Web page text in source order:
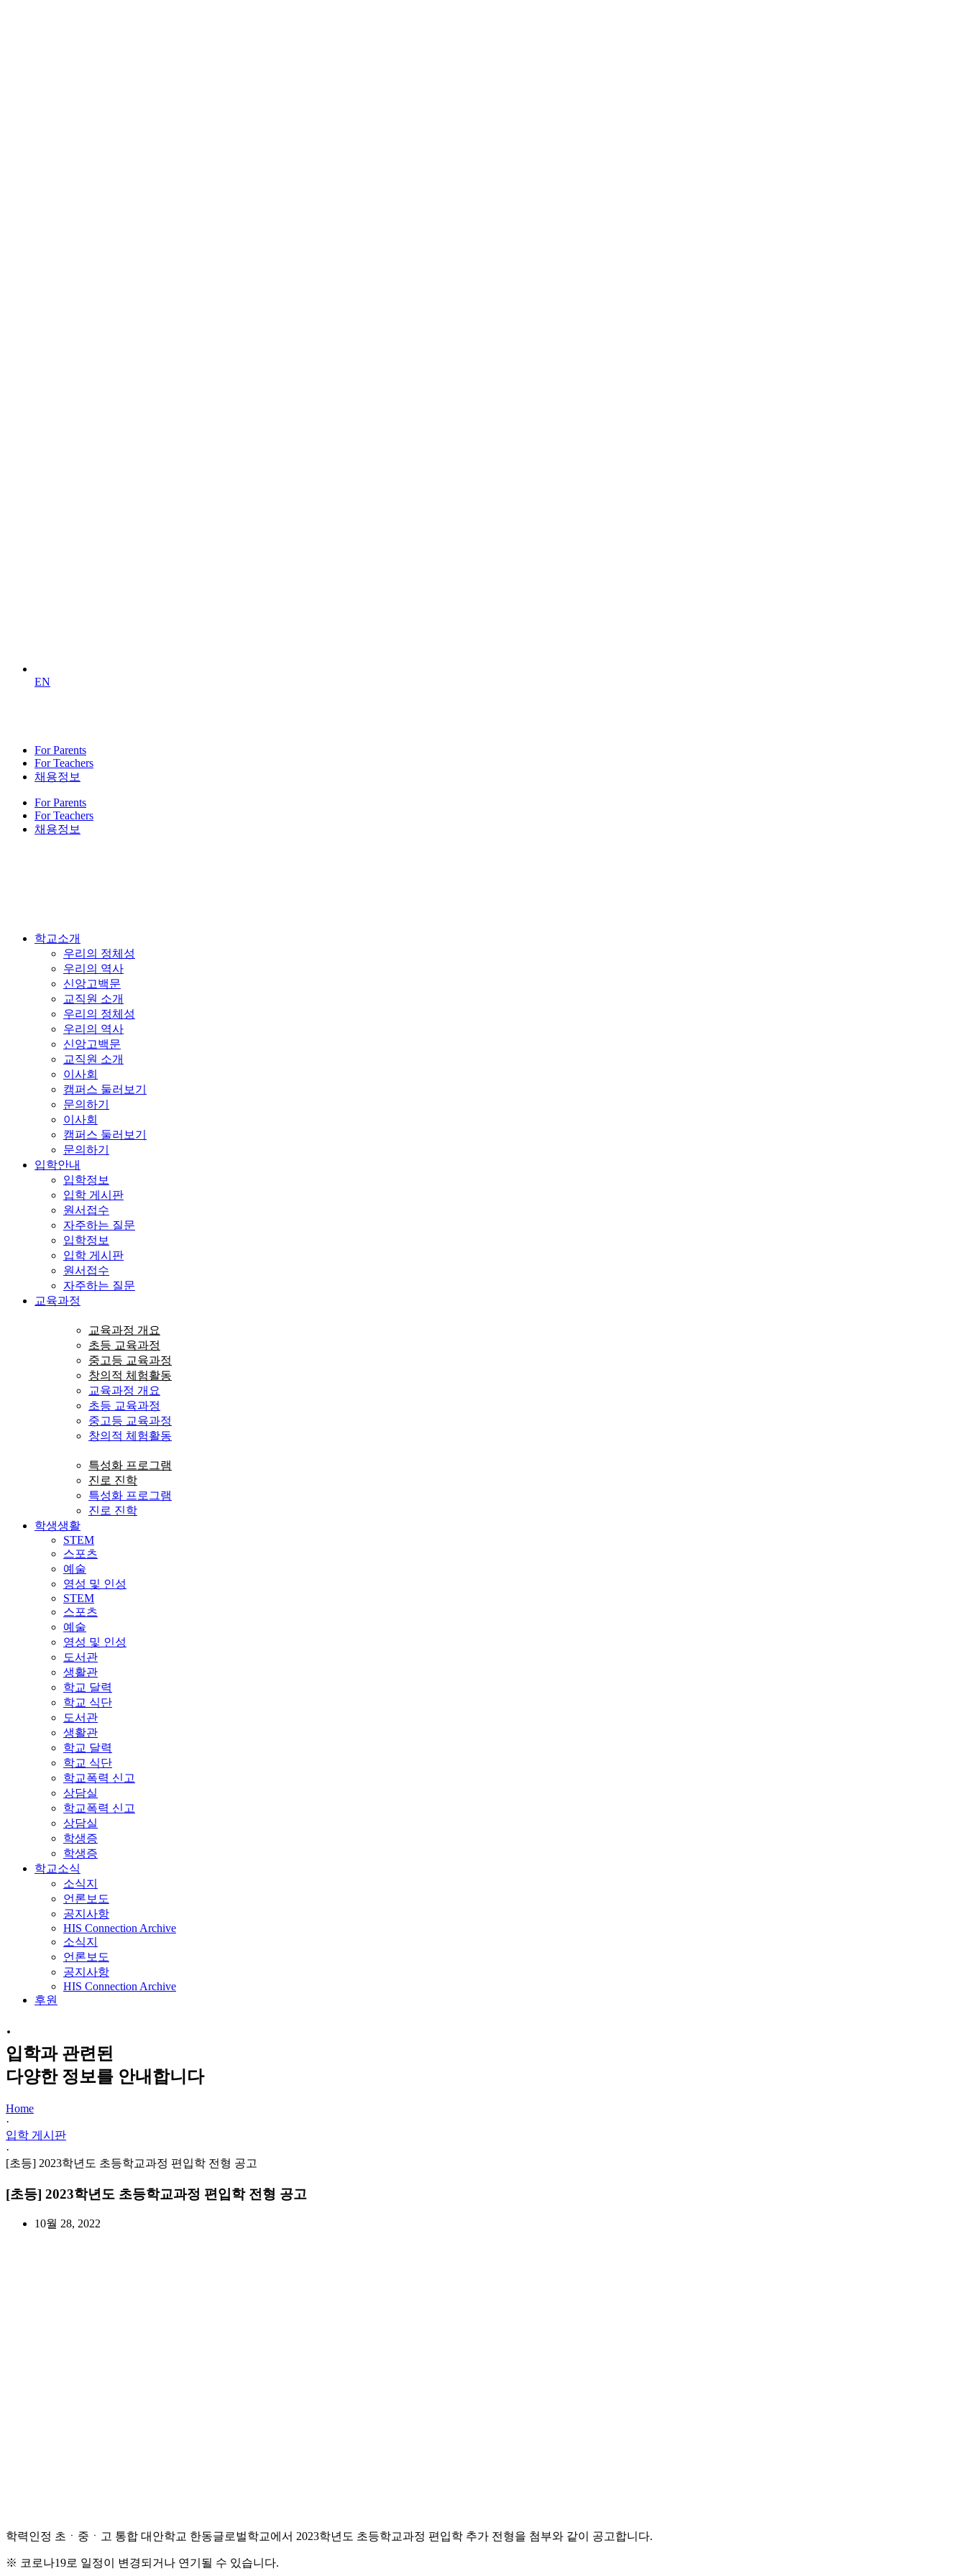
EN
For Parents
For Teachers
채용정보
For Parents
For Teachers
채용정보
학교소개
우리의 정체성
우리의 역사
신앙고백문
교직원 소개
우리의 정체성
우리의 역사
신앙고백문
교직원 소개
이사회
캠퍼스 둘러보기
문의하기
이사회
캠퍼스 둘러보기
문의하기
입학안내
입학정보
입학 게시판
원서접수
자주하는 질문
입학정보
입학 게시판
원서접수
자주하는 질문
교육과정
교육과정 개요
초등 교육과정
중고등 교육과정
창의적 체험활동
교육과정 개요
초등 교육과정
중고등 교육과정
창의적 체험활동
특성화 프로그램
진로 진학
특성화 프로그램
진로 진학
학생생활
STEM
스포츠
예술
영성 및 인성
STEM
스포츠
예술
영성 및 인성
도서관
생활관
학교 달력
학교 식단
도서관
생활관
학교 달력
학교 식단
학교폭력 신고
상담실
학교폭력 신고
상담실
학생증
학생증
학교소식
소식지
언론보도
공지사항
HIS Connection Archive
소식지
언론보도
공지사항
HIS Connection Archive
후원
·
입학과 관련된
다양한 정보를 안내합니다
Home
·
입학 게시판
·
[초등] 2023학년도 초등학교과정 편입학 전형 공고
[초등] 2023학년도 초등학교과정 편입학 전형 공고
10월 28, 2022
학력인정 초ㆍ중ㆍ고 통합 대안학교 한동글로벌학교에서 2023학년도 초등학교과정 편입학 추가 전형을 첨부와 같이 공고합니다.
※ 코로나19로 일정이 변경되거나 연기될 수 있습니다.